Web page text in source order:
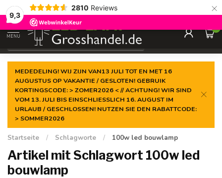
9,3
2810 Reviews ×
Garantiert derniedrigste Preis
MENU
0
MEDEDELING! WIJ ZIJN VAN13 JULI TOT EN MET 16
AUGUSTUS OP VAKANTIE / GESLOTEN! GEBRUIK
KORTINGSCODE: > ZOMER2026 < // ACHTUNG! WIR SIND
VOM 13. JULI BIS EINSCHLIESSLICH 16. AUGUST IM
URLAUB / GESCHLOSSEN! NUTZEN SIE DEN RABATTCODE:
> SOMMER2026
Startseite / Schlagworte / 100w led bouwlamp
Artikel mit Schlagwort 100w led
bouwlamp